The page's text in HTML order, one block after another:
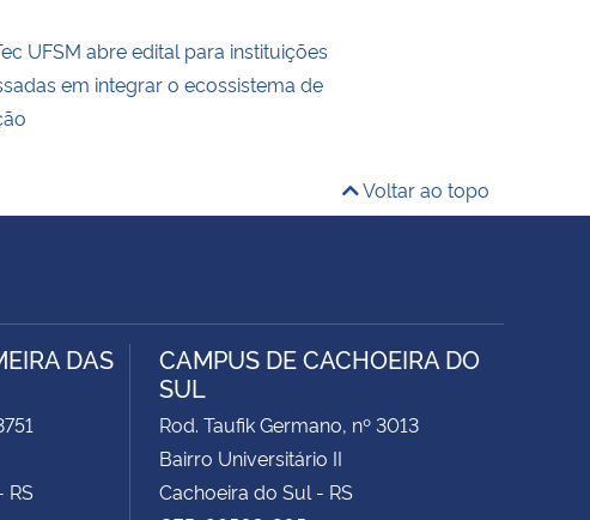
UFSM abre edital para instituições
em integrar o ecossistema de
Voltar ao topo
DAS
RS
CAMPUS DE CACHOEIRA DO
SUL
Rod. Taufik Germano, nº 3013
Bairro Universitário II
Cachoeira do Sul - RS